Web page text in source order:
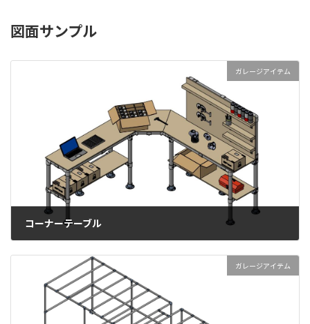
図面サンプル
ガレージアイテム
コーナーテーブル
ガレージアイテム